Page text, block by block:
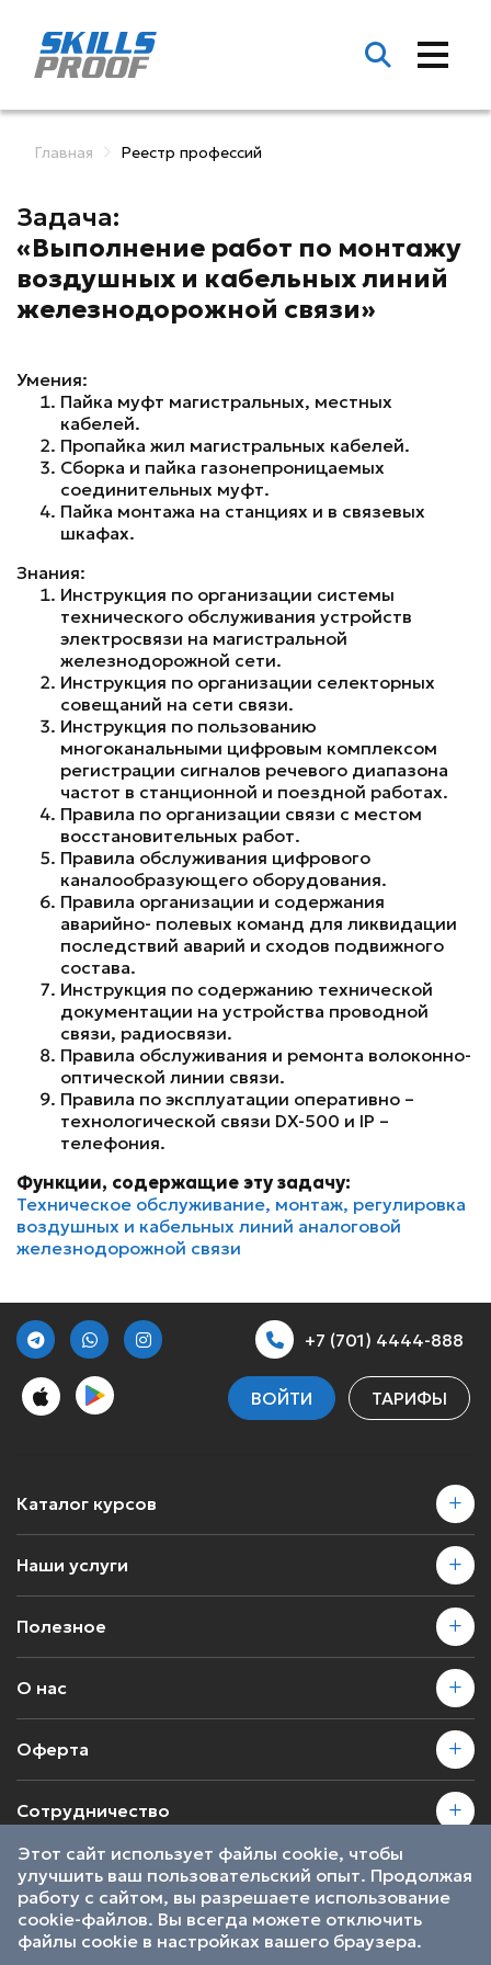
Главная Реестр профессий
Задача:
«Выполнение работ по монтажу
воздушных и кабельных линий
железнодорожной связи»
Умения:
Пайка муфт магистральных, местных
кабелей.
Пропайка жил магистральных кабелей.
Сборка и пайка газонепроницаемых
соединительных муфт.
Пайка монтажа на станциях и в связевых
шкафах.
Знания:
Инструкция по организации системы
технического обслуживания устройств
электросвязи на магистральной
железнодорожной сети.
Инструкция по организации селекторных
совещаний на сети связи.
Инструкция по пользованию
многоканальными цифровым комплексом
регистрации сигналов речевого диапазона
частот в станционной и поездной работах.
Правила по организации связи с местом
восстановительных работ.
Правила обслуживания цифрового
каналообразующего оборудования.
Правила организации и содержания
аварийно- полевых команд для ликвидации
последствий аварий и сходов подвижного
состава.
Инструкция по содержанию технической
документации на устройства проводной
связи, радиосвязи.
Правила обслуживания и ремонта волоконно-
оптической линии связи.
Правила по эксплуатации оперативно –
технологической связи DX-500 и IP –
телефония.
Функции, содержащие эту задачу:
Техническое обслуживание, монтаж, регулировка
воздушных и кабельных линий аналоговой
железнодорожной связи
+7 (701) 4444-888
ВОЙТИ ТАРИФЫ
Каталог курсов
Наши услуги
Полезное
О нас
Оферта
Сотрудничество
2026 © SkillsProof | Все права защищены
Пользовательское соглашение
Являемся участниками
Этот сайт использует файлы cookie, чтобы
улучшить ваш пользовательский опыт. Продолжая
работу с сайтом, вы разрешаете использование
cookie-файлов. Вы всегда можете отключить
файлы cookie в настройках вашего браузера.